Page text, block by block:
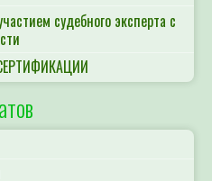
судебного эксперта с